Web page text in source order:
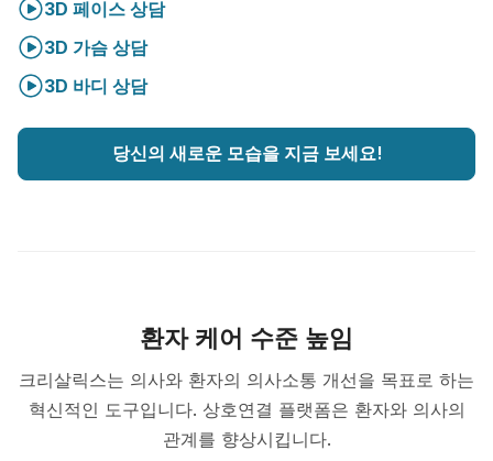
3D 페이스 상담
3D 가슴 상담
3D 바디 상담
당신의 새로운 모습을 지금 보세요!
환자 케어 수준 높임
크리살릭스는 의사와 환자의 의사소통 개선을 목표로 하는
혁신적인 도구입니다. 상호연결 플랫폼은 환자와 의사의
관계를 향상시킵니다.